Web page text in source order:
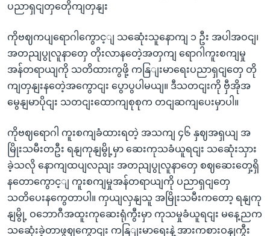
ပညာရှငျတှတေိုကျတှနျး
ကိုဗဈကပျရောဂါကွောင့ျ သဆေုံးသူနောကျ ၁ ဦး အပါအဝငျ၊
အတညျပွုလူနာတှေ တိုးလာနတေဲ့အတှကျ ရောဂါကူးစကျမှု
အန်တရာယျကို သတိထားကွဖို့ ကနြျးမာရေးပညာရှငျတှေ တို
ကျတှနျးနတေဲ့အကွောငျး ပွောပွပါမယျ။ ဒီသတငျးကို ဗှီအိုအ
မွေနျမာပိုငျး သတငျးထောကျစုစုက တငျဆကျပေးမှာပါ။
ကိုဗဈရောဂါ ကူးစကျခံထားရတဲ့ အသကျ ၄၆ နှဈအရှယျ အ
မြိုးသမီးတဦး ရနျကုနျမွို့မှာ ဆေးကုသခံယူရငျး သဆေုံးသှား
ခဲ့သလို နောကျထပျလညျး အတညျပွုလူနာတှေ စဈဆေးတှေ့ရှိ
နတောကွောင့ျ ကူးစကျမှုအန်တရာယျကို ပညာရှငျတှေ
သတိပေးနကွေတာပါ။ ကှယျလှနျသူ အမြိုးသမီးကတော့ ရနျကု
နျမွို့ ဝဘောဂီအထူးကုဆေးရုံကွီးမှာ ကုသမှုခံယူရငျး မနေ့ညက
သဆေုံးခဲ့တာဖွဈကွောငျး ကနြျးမာရေးနဲ့ အားကစားဝနျကွီး